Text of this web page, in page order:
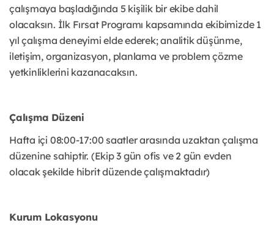
çalışmaya başladığında 5 kişilik bir ekibe dahil
olacaksın. İlk Fırsat Programı kapsamında ekibimizde 1
yıl çalışma deneyimi elde ederek; analitik düşünme,
iletişim, organizasyon, planlama ve problem çözme
yetkinliklerini kazanacaksın.
Çalışma Düzeni
Hafta içi 08:00-17:00 saatler arasında uzaktan çalışma
düzenine sahiptir. (Ekip 3 gün ofis ve 2 gün evden
olacak şekilde hibrit düzende çalışmaktadır)
Kurum Lokasyonu